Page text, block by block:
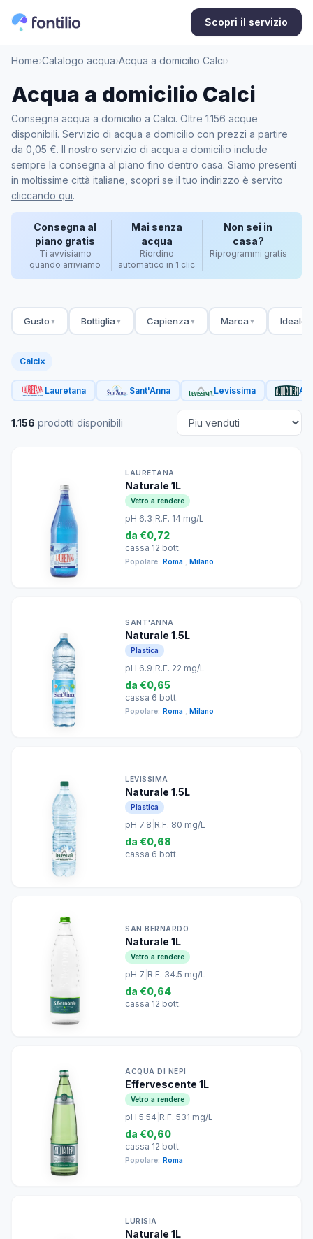
Scopri il servizio
Home›Catalogo acqua›Acqua a domicilio Calci›
Acqua a domicilio Calci
Consegna acqua a domicilio a Calci. Oltre 1.156 acque
disponibili. Servizio di acqua a domicilio con prezzi a partire
da 0,05 €. Il nostro servizio di acqua a domicilio include
sempre la consegna al piano fino dentro casa. Siamo presenti
in moltissime città italiane, scopri se il tuo indirizzo è servito
cliccando qui.
Consegna al
piano gratis
Ti avvisiamo
quando arriviamo
Mai senza
acqua
Riordino
automatico in 1 clic
Non sei in
casa?
Riprogrammi gratis
Gusto ▼ Bottiglia ▼ Capienza ▼ Marca ▼ Ideale
Calci×
Lauretana Sant'Anna Levissima
1.156 prodotti disponibili
LAURETANA
Naturale 1L
Vetro a rendere
pH 6.3 R.F. 14 mg/L
da €0,72
cassa 12 bott.
Popolare: Roma Milano
SANT'ANNA
Naturale 1.5L
Plastica
pH 6.9 R.F. 22 mg/L
da €0,65
cassa 6 bott.
Popolare: Roma Milano
LEVISSIMA
Naturale 1.5L
Plastica
pH 7.8 R.F. 80 mg/L
da €0,68
cassa 6 bott.
SAN BERNARDO
Naturale 1L
Vetro a rendere
pH 7 R.F. 34.5 mg/L
da €0,64
cassa 12 bott.
ACQUA DI NEPI
Effervescente 1L
Vetro a rendere
pH 5.54 R.F. 531 mg/L
da €0,60
cassa 12 bott.
Popolare: Roma
LURISIA
Naturale 1L